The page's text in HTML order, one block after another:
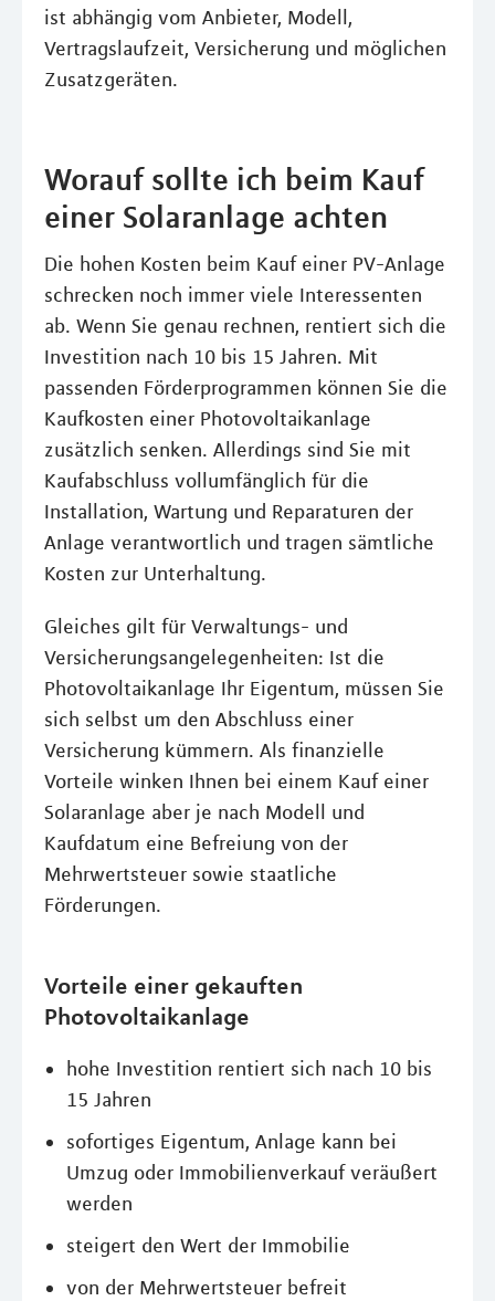
ist abhängig vom Anbieter, Modell,
Vertragslaufzeit, Versicherung und möglichen
Zusatzgeräten.
Worauf sollte ich beim Kauf
einer Solaranlage achten
Die hohen Kosten beim Kauf einer PV-Anlage
schrecken noch immer viele Interessenten
ab. Wenn Sie genau rechnen, rentiert sich die
Investition nach 10 bis 15 Jahren. Mit
passenden Förderprogrammen können Sie die
Kaufkosten einer Photovoltaikanlage
zusätzlich senken. Allerdings sind Sie mit
Kaufabschluss vollumfänglich für die
Installation, Wartung und Reparaturen der
Anlage verantwortlich und tragen sämtliche
Kosten zur Unterhaltung.
Gleiches gilt für Verwaltungs- und
Versicherungsangelegenheiten: Ist die
Photovoltaikanlage Ihr Eigentum, müssen Sie
sich selbst um den Abschluss einer
Versicherung kümmern. Als finanzielle
Vorteile winken Ihnen bei einem Kauf einer
Solaranlage aber je nach Modell und
Kaufdatum eine Befreiung von der
Mehrwertsteuer sowie staatliche
Förderungen.
Vorteile einer gekauften
Photovoltaikanlage
hohe Investition rentiert sich nach 10 bis
15 Jahren
sofortiges Eigentum, Anlage kann bei
Umzug oder Immobilienverkauf veräußert
werden
steigert den Wert der Immobilie
von der Mehrwertsteuer befreit